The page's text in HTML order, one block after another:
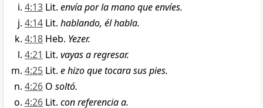
4:13 Lit. envía por la mano que envíes.
4:14 Lit. hablando, él habla.
4:18 Heb. Yezer.
4:21 Lit. vayas a regresar.
4:25 Lit. e hizo que tocara sus pies.
4:26 O soltó.
4:26 Lit. con referencia a.